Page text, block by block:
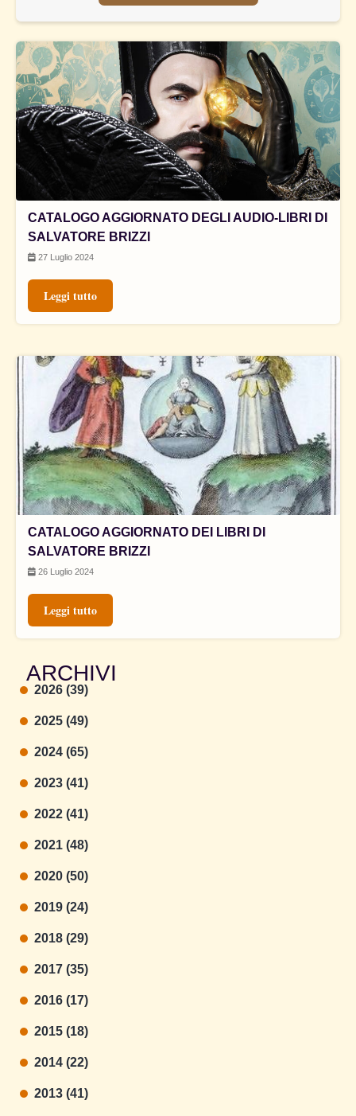
CATALOGO AGGIORNATO DEGLI AUDIO-LIBRI DI
SALVATORE BRIZZI
27 Luglio 2024
Leggi tutto
CATALOGO AGGIORNATO DEI LIBRI DI
SALVATORE BRIZZI
26 Luglio 2024
Leggi tutto
ARCHIVI
2026 (39)
2025 (49)
2024 (65)
2023 (41)
2022 (41)
2021 (48)
2020 (50)
2019 (24)
2018 (29)
2017 (35)
2016 (17)
2015 (18)
2014 (22)
2013 (41)